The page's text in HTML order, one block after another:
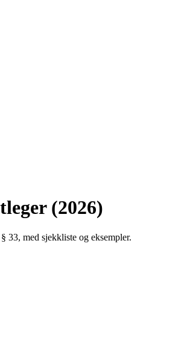
(2026)
33, med sjekkliste og eksempler.